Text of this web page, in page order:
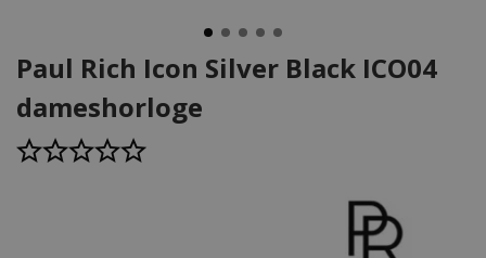
Paul Rich Icon Silver Black ICO04
dameshorloge